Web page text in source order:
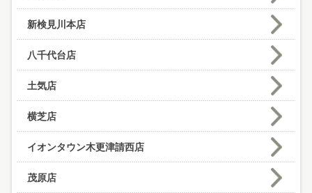
新検見川本店
八千代台店
土気店
横芝店
イオンタウン木更津請西店
茂原店